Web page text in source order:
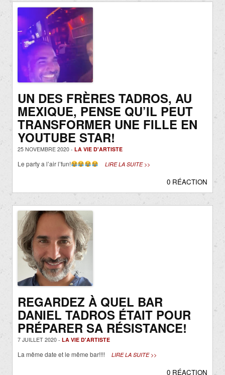
UN DES FRÈRES TADROS, AU
MEXIQUE, PENSE QU’IL PEUT
TRANSFORMER UNE FILLE EN
YOUTUBE STAR!
25 NOVEMBRE 2020 - LA VIE D'ARTISTE
Le party a l’air l’fun! LIRE LA SUITE >>
0 RÉACTION
REGARDEZ À QUEL BAR
DANIEL TADROS ÉTAIT POUR
PRÉPARER SA RÉSISTANCE!
7 JUILLET 2020 - LA VIE D'ARTISTE
La même date et le même bar!!!! LIRE LA SUITE >>
0 RÉACTION